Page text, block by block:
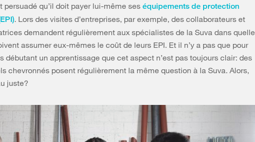
persuadé qu’il doit payer lui-même ses équipements de protection
. Lors des visites d’entreprises, par exemple, des collaborateurs et
demandent régulièrement aux spécialistes de la Suva dans quelle
assumer eux-mêmes le coût de leurs EPI. Et il n’y a pas que pour
débutant un apprentissage que cet aspect n’est pas toujours clair: des
chevronnés posent régulièrement la même question à la Suva. Alors,
juste?